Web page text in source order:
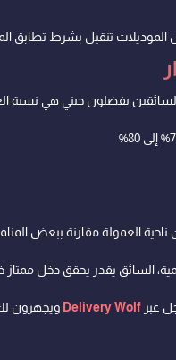
الموديلات تنقبل بشرط تطابق
يفضلون جيني هي نسبة
العمولة مقارنة ببعض
السائق يقدر يحقق دخل ممتاز
عبر Delivery Wolf ويجهزون